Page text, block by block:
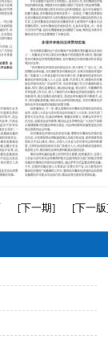
[下一期] [下一版